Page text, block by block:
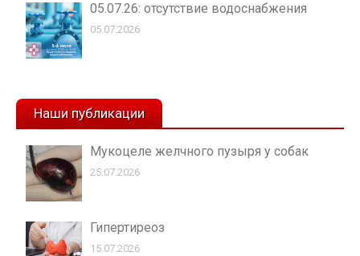
05.07.26: отсутствие водоснабжения
05.07.2026
Наши публикации
Мукоцеле желчного пузыря у собак
25.07.2026
Гипертиреоз
15.07.2026